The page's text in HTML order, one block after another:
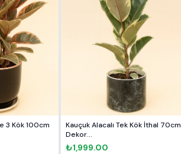
3 Kök 100cm
Kauçuk Alacalı Tek Kök İthal 70cm
Dekor...
₺1,999.00